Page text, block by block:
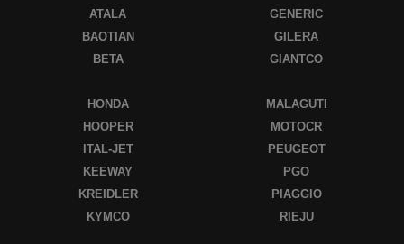
ATALA
BAOTIAN
BETA
GENERIC
GILERA
GIANTCO
HONDA
HOOPER
ITAL-JET
KEEWAY
KREIDLER
KYMCO
MALAGUTI
MOTOCR
PEUGEOT
PGO
PIAGGIO
RIEJU